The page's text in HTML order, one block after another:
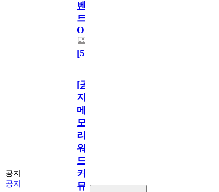
벤
트
OPEN!
[5]
공지
공지
[공
지]
메
모
리
워
드
커
뮤